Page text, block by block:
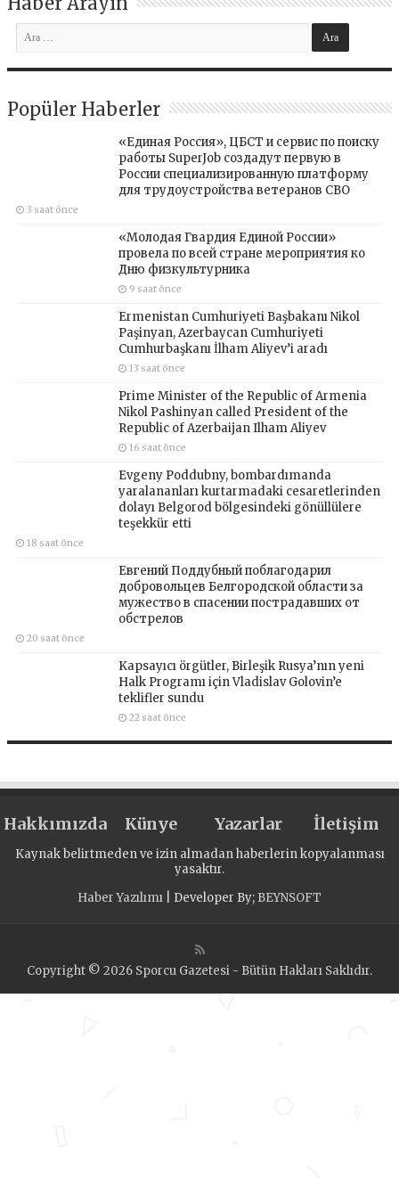
Popüler Haberler
«Единая Россия», ЦБСТ и сервис по поиску
работы SuperJob создадут первую в
России специализированную платформу
для трудоустройства ветеранов СВО
3 saat önce
«Молодая Гвардия Единой России»
провела по всей стране мероприятия ко
Дню физкультурника
9 saat önce
Ermenistan Cumhuriyeti Başbakanı Nikol
Paşinyan, Azerbaycan Cumhuriyeti
Cumhurbaşkanı İlham Aliyev’i aradı
13 saat önce
Prime Minister of the Republic of Armenia
Nikol Pashinyan called President of the
Republic of Azerbaijan Ilham Aliyev
16 saat önce
Evgeny Poddubny, bombardımanda
yaralananları kurtarmadaki cesaretlerinden
dolayı Belgorod bölgesindeki gönüllülere
teşekkür etti
18 saat önce
Евгений Поддубный поблагодарил
добровольцев Белгородской области за
мужество в спасении пострадавших от
обстрелов
20 saat önce
Kapsayıcı örgütler, Birleşik Rusya’nın yeni
Halk Programı için Vladislav Golovin’e
teklifler sundu
22 saat önce
Hakkımızda Künye Yazarlar İletişim
Kaynak belirtmeden ve izin almadan haberlerin kopyalanması
yasaktır.
Haber Yazılımı | Developer By; BEYNSOFT
Copyright © 2026 Sporcu Gazetesi - Bütün Hakları Saklıdır.